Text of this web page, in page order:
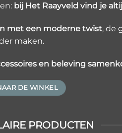
bij Het Raayveld vind je
met een moderne twist, de
maken.
en beleving
DE WINKEL
PRODUCTEN